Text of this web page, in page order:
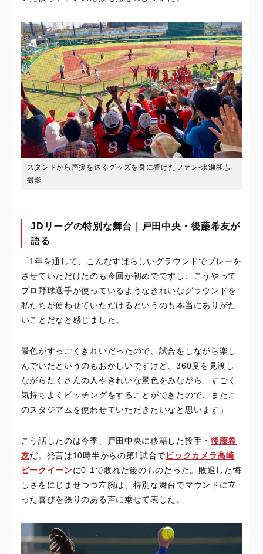
スタンドから声援を送るグッズを身に着けたファン‐永瀬和志
撮影
JDリーグの特別な舞台｜戸田中央・後藤希友が
語る
「1年を通して、こんなすばらしいグラウンドでプレーを
させていただけたのも今回が初めでですし、こうやって
プロ野球選手が使っているようなきれいなグラウンドを
私たちが使わせていただけるというのも本当にありがた
いことだなと感じました。
景色がすっごくきれいだったので、試合をしながら楽し
んでいたというのもおかしいですけど、360度を見渡し
ながらたくさんの人やきれいな景色をみながら、すごく
気持ちよくピッチングをすることができたので、またこ
のスタジアムを使わせていただきたいなと思います」
こう話したのは今季、戸田中央に移籍した投手・ 後藤希
友だ。発言は10時半からの第1試合でビックカメラ高崎
ビークイーンに0-1で敗れた後のものだった。敗退した悔
しさをにじませつつ左腕は、特別な舞台でマウンドに立
った喜びを張りのある声に乗せて表した。